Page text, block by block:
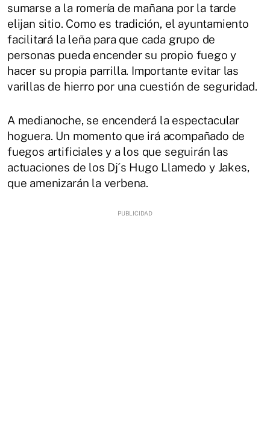
sumarse a la romería de mañana por la tarde
elijan sitio. Como es tradición, el ayuntamiento
facilitará la leña para que cada grupo de
personas pueda encender su propio fuego y
hacer su propia parrilla. Importante evitar las
varillas de hierro por una cuestión de seguridad.
A medianoche, se encenderá la espectacular
hoguera. Un momento que irá acompañado de
fuegos artificiales y a los que seguirán las
actuaciones de los Dj´s Hugo Llamedo y Jakes,
que amenizarán la verbena.